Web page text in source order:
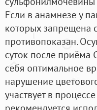
Если в анамнезе у
которых запрещена
противопоказан.
суток после приёма
себя оптимальное
нарушение
участвует в